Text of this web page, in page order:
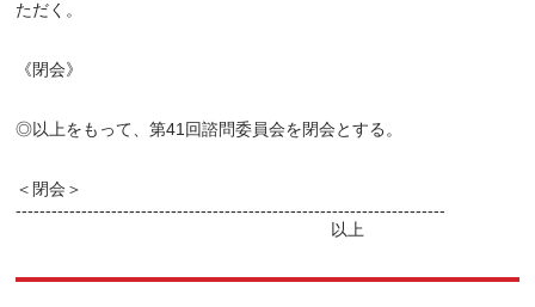
＜閉会＞
------------------------------------------------------------------------